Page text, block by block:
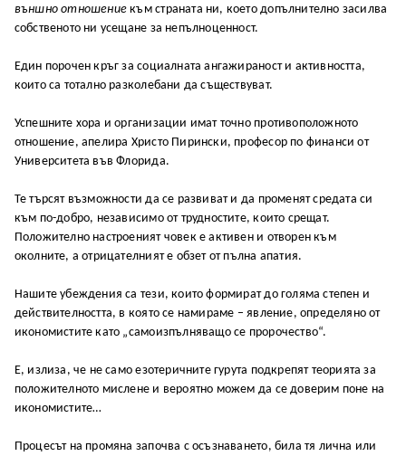
външно отношение към страната ни, което допълнително засилва
собственото ни усещане за непълноценност.
Един порочен кръг за социалната ангажираност и активността,
които са тотално разколебани да съществуват.
Успешните хора и организации имат точно противоположното
отношение, апелира Христо Пирински, професор по финанси от
Университета във Флорида.
Те търсят възможности да се развиват и да променят средата си
към по-добро, независимо от трудностите, които срещат.
Положително настроеният човек е активен и отворен към
околните, а отрицателният е обзет от пълна апатия.
Нашите убеждения са тези, които формират до голяма степен и
действителността, в която се намираме – явление, определяно от
икономистите като „самоизпълняващо се пророчество“.
Е, излиза, че не само езотеричните гурута подкрепят теорията за
положителното мислене и вероятно можем да се доверим поне на
икономистите…
Процесът на промяна започва с осъзнаването, била тя лична или